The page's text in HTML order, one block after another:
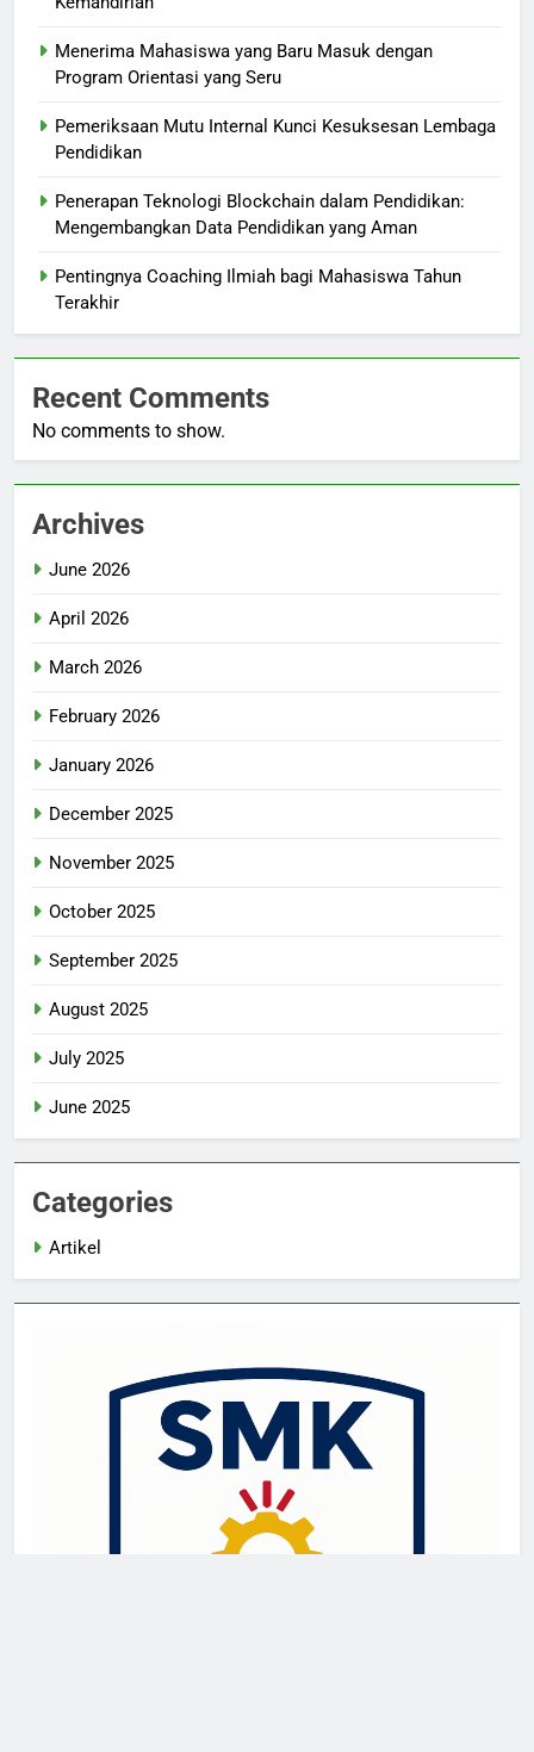
Menerima Mahasiswa yang Baru Masuk dengan
Program Orientasi yang Seru
Pemeriksaan Mutu Internal Kunci Kesuksesan Lembaga
Pendidikan
Penerapan Teknologi Blockchain dalam Pendidikan:
Mengembangkan Data Pendidikan yang Aman
Pentingnya Coaching Ilmiah bagi Mahasiswa Tahun
Terakhir
Recent Comments
No comments to show.
Archives
June 2026
April 2026
March 2026
February 2026
January 2026
December 2025
November 2025
October 2025
September 2025
August 2025
July 2025
June 2025
Categories
Artikel